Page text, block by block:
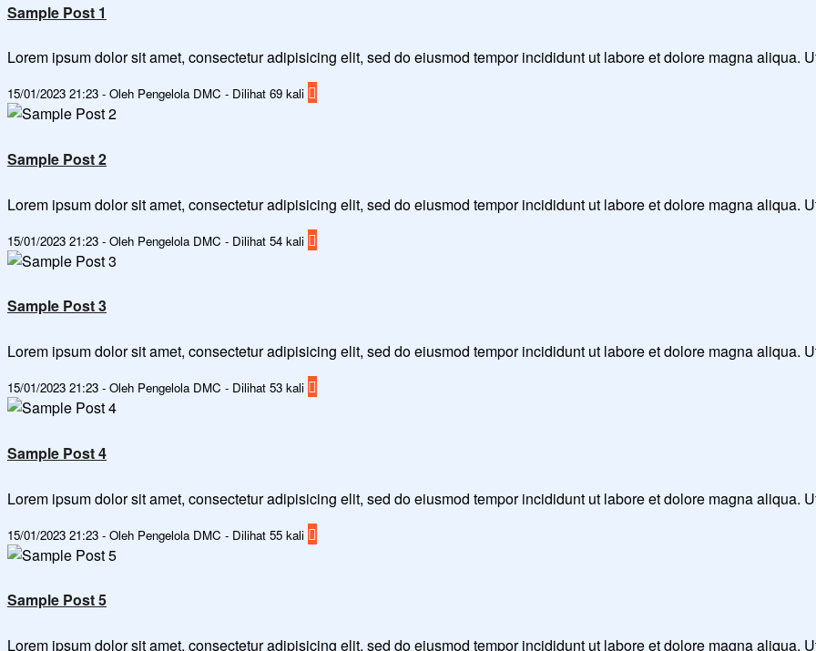
Sample Post 1
Lorem ipsum dolor sit amet, consectetur adipisicing elit, sed do eiusmod tempor incididunt ut labore et dolore magna aliqua.
15/01/2023 21:23 - Oleh Pengelola DMC - Dilihat 69 kali
Sample Post 2
Lorem ipsum dolor sit amet, consectetur adipisicing elit, sed do eiusmod tempor incididunt ut labore et dolore magna aliqua.
15/01/2023 21:23 - Oleh Pengelola DMC - Dilihat 54 kali
Sample Post 3
Lorem ipsum dolor sit amet, consectetur adipisicing elit, sed do eiusmod tempor incididunt ut labore et dolore magna aliqua.
15/01/2023 21:23 - Oleh Pengelola DMC - Dilihat 53 kali
Sample Post 4
Lorem ipsum dolor sit amet, consectetur adipisicing elit, sed do eiusmod tempor incididunt ut labore et dolore magna aliqua.
15/01/2023 21:23 - Oleh Pengelola DMC - Dilihat 55 kali
Sample Post 5
Lorem ipsum dolor sit amet, consectetur adipisicing elit, sed do eiusmod tempor incididunt ut labore et dolore magna aliqua.